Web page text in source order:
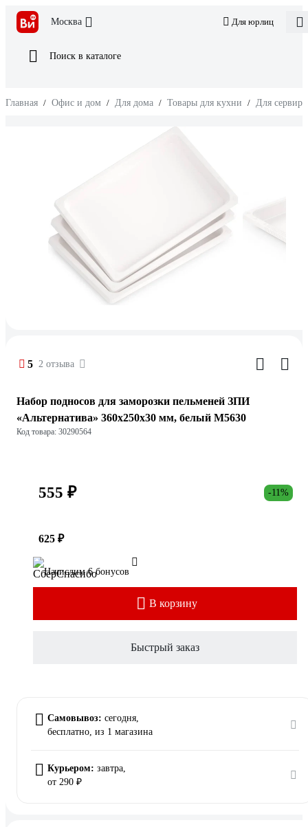
Москва Для юрлиц
Поиск в каталоге
Главная / Офис и дом / Для дома / Товары для кухни / Для
5 2 отзыва
Набор подносов для заморозки пельменей ЗПИ
«Альтернатива» 360x250x30 мм, белый М5630
Код товара: 30290564
555 ₽ -11%
625 ₽
Начислим 6 бонусов
В корзину
Быстрый заказ
Самовывоз: сегодня,
бесплатно, из 1 магазина
Курьером: завтра,
от 290 ₽